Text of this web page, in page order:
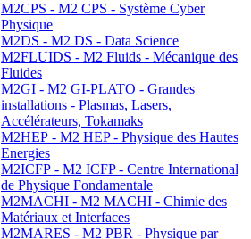
M2CPS - M2 CPS - Système Cyber
Physique
M2DS - M2 DS - Data Science
M2FLUIDS - M2 Fluids - Mécanique des
Fluides
M2GI - M2 GI-PLATO - Grandes
installations - Plasmas, Lasers,
Accélérateurs, Tokamaks
M2HEP - M2 HEP - Physique des Hautes
Energies
M2ICFP - M2 ICFP - Centre International
de Physique Fondamentale
M2MACHI - M2 MACHI - Chimie des
Matériaux et Interfaces
M2MARES - M2 PBR - Physique par